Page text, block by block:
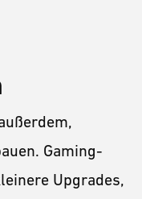
Gaming-
Upgrades,